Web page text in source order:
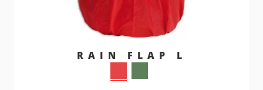
RAIN FLAP L